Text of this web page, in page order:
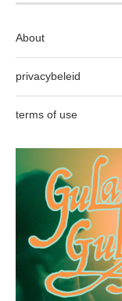
About
privacybeleid
terms of use